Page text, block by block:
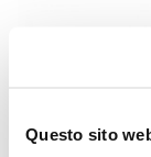
Questo sito